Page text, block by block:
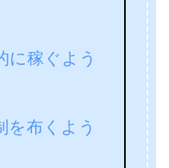
に稼ぐよう
を布くよう